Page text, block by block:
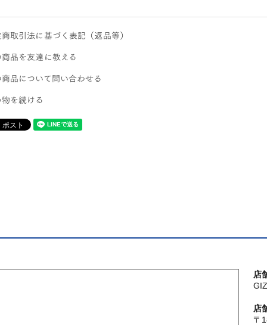
取引法に基づく表記（返品等）
商品を友達に教える
商品について問い合わせる
を続ける
店
店
〒